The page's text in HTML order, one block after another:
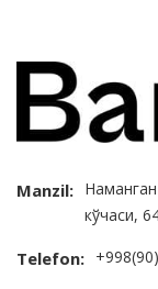
Manzil:
кўчаси,
Telefon: